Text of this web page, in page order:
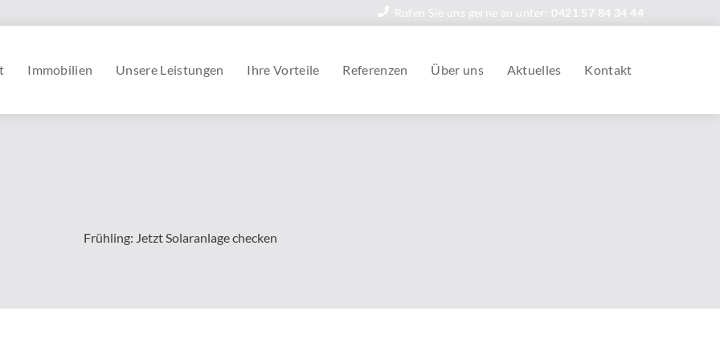
Rufen Sie uns gerne an unter: 0421 57 84 34 44
Immobilien Unsere Leistungen Ihre Vorteile Referenzen Über uns Aktuelles Kontakt
Frühling: Jetzt Solaranlage checken